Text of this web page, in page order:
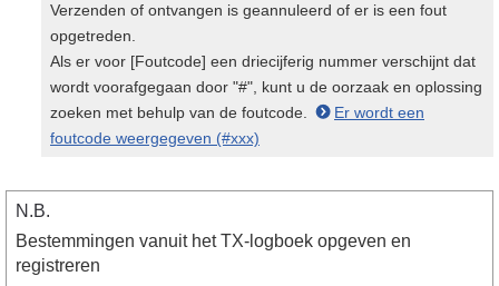
Verzenden of ontvangen is geannuleerd of er is een fout
opgetreden.
Als er voor [Foutcode] een driecijferig nummer verschijnt dat
wordt voorafgegaan door "#", kunt u de oorzaak en oplossing
zoeken met behulp van de foutcode.
Er wordt een
foutcode weergegeven (#xxx)
N.B.
Bestemmingen vanuit het TX-logboek opgeven en
registreren